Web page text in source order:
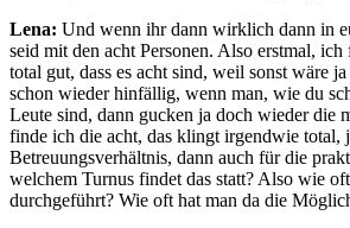
Lena: Und wenn ihr dann wirklich dann in
seid mit den acht Personen. Also erstmal,
total gut, dass es acht sind, weil sonst wäre
schon wieder hinfällig, wenn man, wie du
Leute sind, dann gucken ja doch wieder die
finde ich die acht, das klingt irgendwie total,
Betreuungsverhältnis, dann auch für die
welchem Turnus findet das statt? Also wie
durchgeführt? Wie oft hat man da die